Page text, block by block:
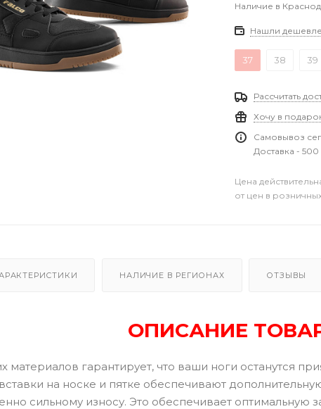
Наличие в
Нашли
37 38 39
Рассчитать
Хочу в
Самовывоз
Доставка - 500
Цена
от цен в
НАЛИЧИЕ В РЕГИОНАХ ОТЗЫВЫ
ОПИСАНИЕ
материалов гарантирует, что ваши ноги останутся
на носке и пятке обеспечивают
сильному износу. Это обеспечивает оптимальную